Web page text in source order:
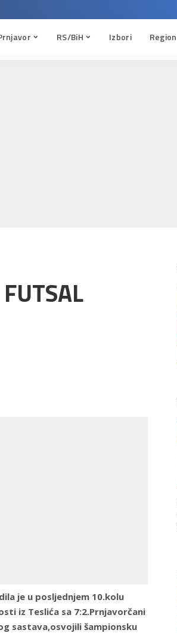
RS/BiH Izbori Region
je u posljednjem 10.kolu
iz Teslića sa 7:2.Prnjavorčani
sastava,osvojili šampionsku